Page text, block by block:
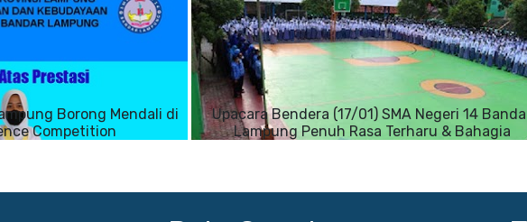
Borong Mendali di
Competition
Upacara Bendera (17/01) SMA Negeri 14
Lampung Penuh Rasa Terharu & Bahagia